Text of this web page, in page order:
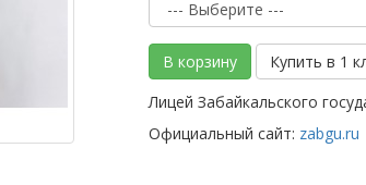
В корзину
Купить в 1
Лицей Забайкальского
Официальный сайт: zabgu.ru